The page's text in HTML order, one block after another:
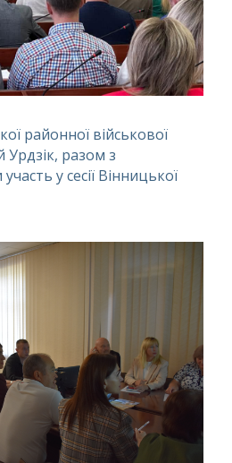
районної військової
Урдзік, разом з
у сесії Вінницької